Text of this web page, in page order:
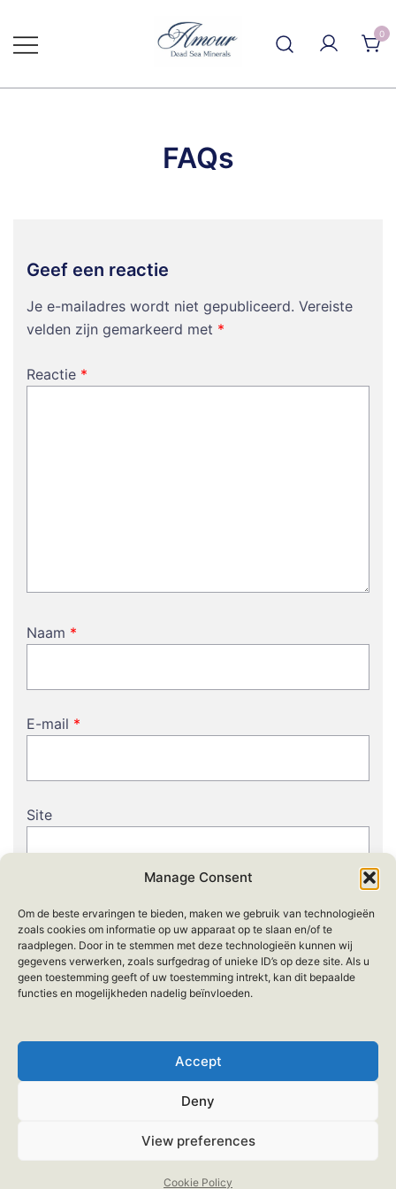
Manage Consent
Om de beste ervaringen te bieden, maken we gebruik van technologieën
zoals cookies om informatie op uw apparaat op te slaan en/of te
raadplegen. Door in te stemmen met deze technologieën kunnen wij
gegevens verwerken, zoals surfgedrag of unieke ID’s op deze site. Als u
geen toestemming geeft of uw toestemming intrekt, kan dit bepaalde
functies en mogelijkheden nadelig beïnvloeden.
Accept
Deny
View preferences
Cookie Policy
naar
de
0
FAQs
Geef een reactie
Je e-mailadres wordt niet gepubliceerd. Vereiste
velden zijn gemarkeerd met *
Reactie *
Naam *
E-mail *
Site
© 2026 . met trots aangedreven door Nevoro